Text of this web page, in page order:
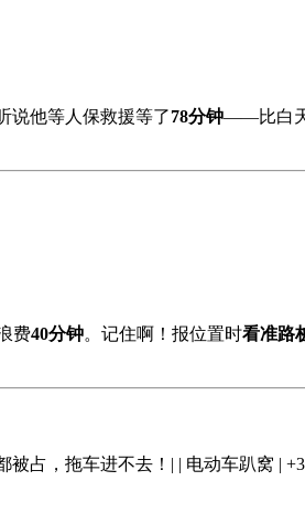
说他等人保救援等了78分钟——比白天
费40分钟。记住啊！报位置时看准路
被占，拖车进不去！| | 电动车趴窝 |